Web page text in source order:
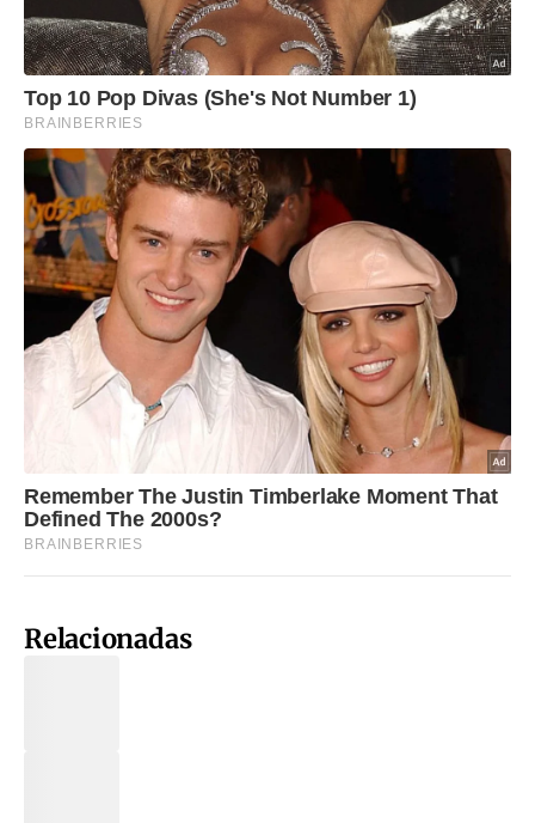
Relacionadas